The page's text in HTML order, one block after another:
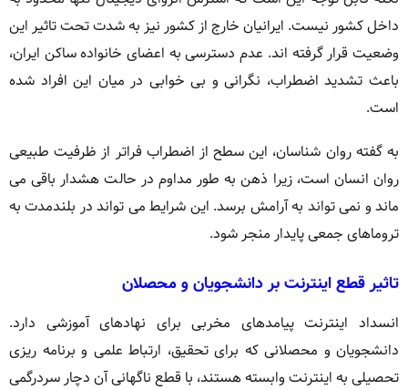
داخل کشور نیست. ایرانیان خارج از کشور نیز به شدت تحت تاثیر این
وضعیت قرار گرفته اند. عدم دسترسی به اعضای خانواده ساکن ایران،
باعث تشدید اضطراب، نگرانی و بی خوابی در میان این افراد شده
است.
به گفته روان شناسان، این سطح از اضطراب فراتر از ظرفیت طبیعی
روان انسان است، زیرا ذهن به طور مداوم در حالت هشدار باقی می
ماند و نمی تواند به آرامش برسد. این شرایط می تواند در بلندمدت به
تروماهای جمعی پایدار منجر شود.
تاثیر قطع اینترنت بر دانشجویان و محصلان
انسداد اینترنت پیامدهای مخربی برای نهادهای آموزشی دارد.
دانشجویان و محصلانی که برای تحقیق، ارتباط علمی و برنامه ریزی
تحصیلی به اینترنت وابسته هستند، با قطع ناگهانی آن دچار سردرگمی